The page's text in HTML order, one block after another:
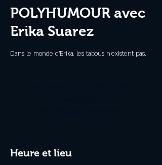
POLYHUMOUR avec
Erika Suarez
Dans le monde d'Erika, les tabous n'existent pas.
Heure et lieu